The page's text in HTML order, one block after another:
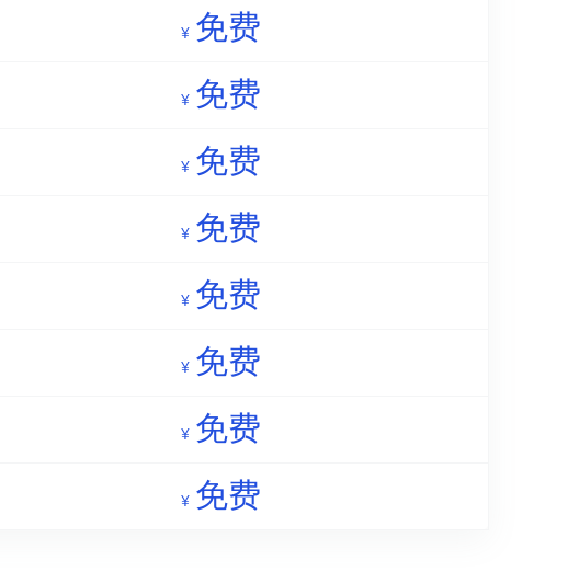
¥ 免费
¥ 免费
¥ 免费
¥ 免费
¥ 免费
¥ 免费
¥ 免费
¥ 免费